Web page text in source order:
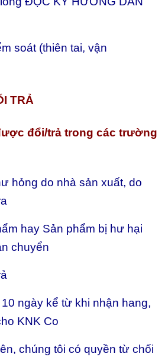
soát (thiên tai, vận
TRẢ
đổi/trả trong các trường
hỏng do nhà sản xuất, do
hay Sản phẩm bị hư hại
chuyển
ngày kể từ khi nhận hang,
KNK Co
chúng tôi có quyền từ chối